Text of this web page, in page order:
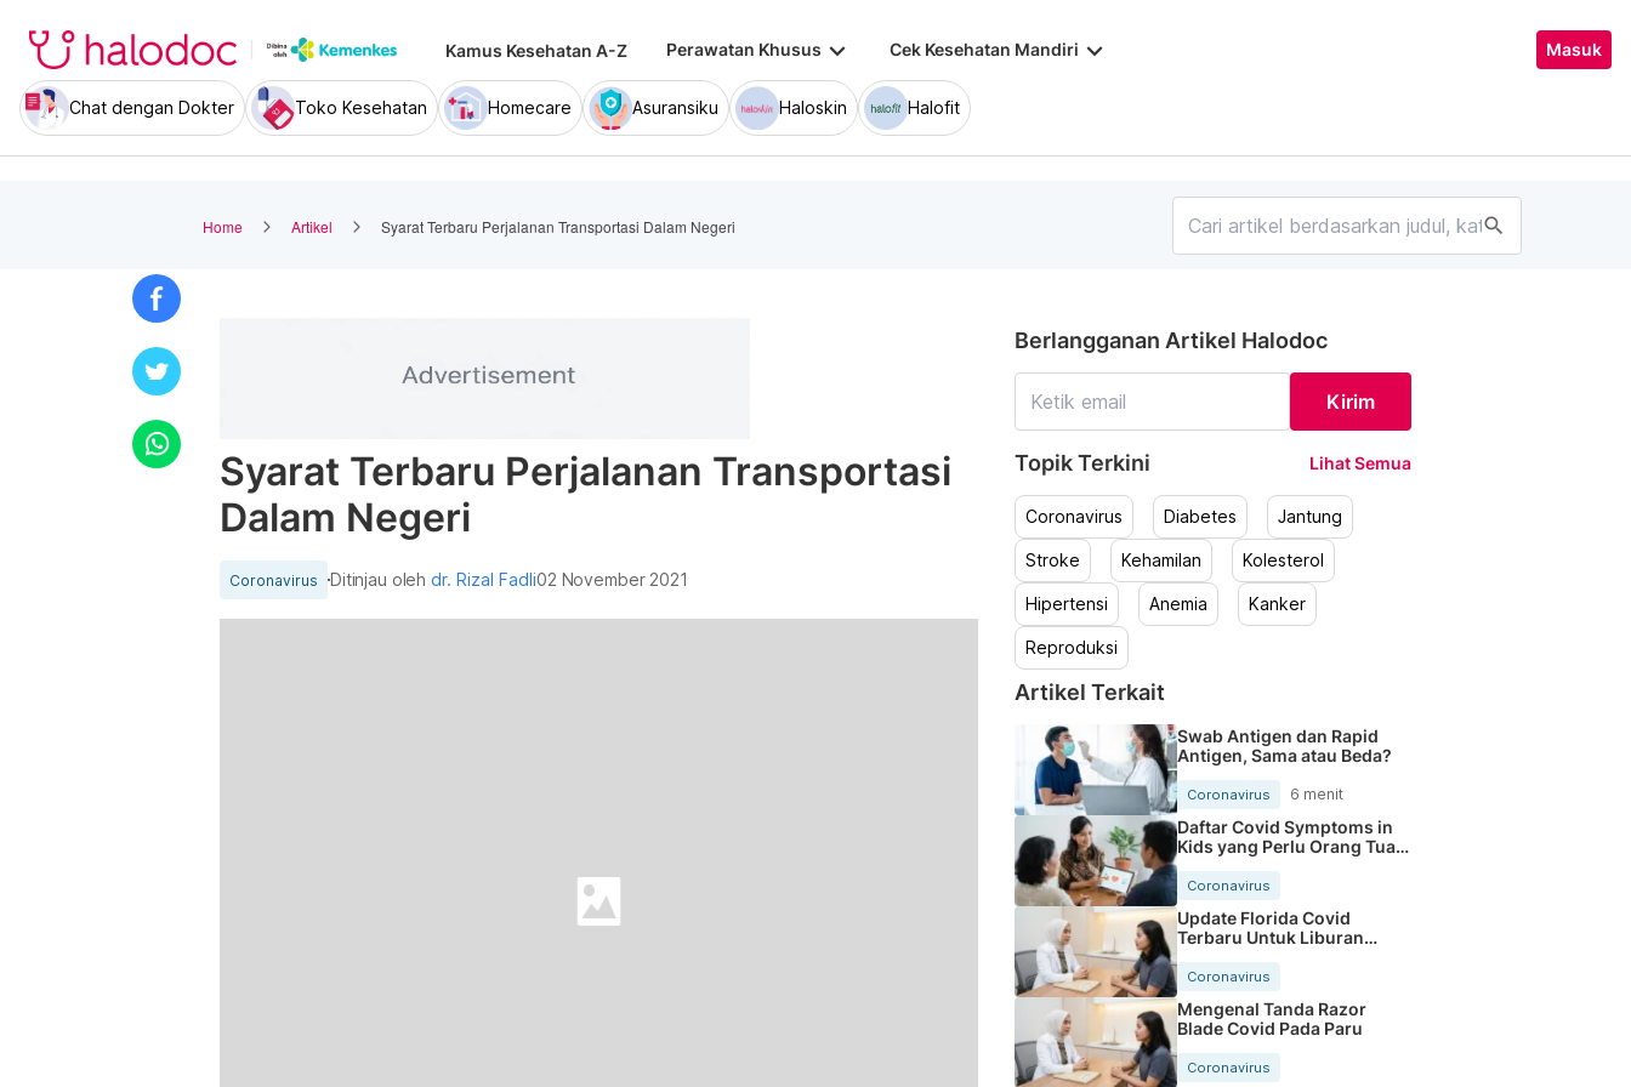
Kamus Kesehatan A-Z Perawatan Khusus keyboard_arrow_down Cek Kesehatan Mandiri keyboard_arrow_down Masuk
Chat dengan Dokter Toko Kesehatan Homecare Asuransiku Haloskin Halofit
Home Artikel Syarat Terbaru Perjalanan Transportasi Dalam Negeri search
Syarat Terbaru Perjalanan Transportasi
Dalam Negeri
Coronavirus Ditinjau olehdr. Rizal Fadli02 November 2021
Berlangganan Artikel Halodoc
Kirim
Topik Terkini Lihat Semua
Coronavirus Diabetes Jantung
Stroke Kehamilan Kolesterol
Hipertensi Anemia Kanker
Reproduksi
Artikel Terkait
Swab Antigen dan Rapid
Antigen, Sama atau Beda?
Coronavirus 6 menit
Daftar Covid Symptoms in
Kids yang Perlu Orang Tua
Tahu
Coronavirus
Update Florida Covid
Terbaru Untuk Liburan
Coronavirus
Mengenal Tanda Razor
Blade Covid Pada Paru
Coronavirus